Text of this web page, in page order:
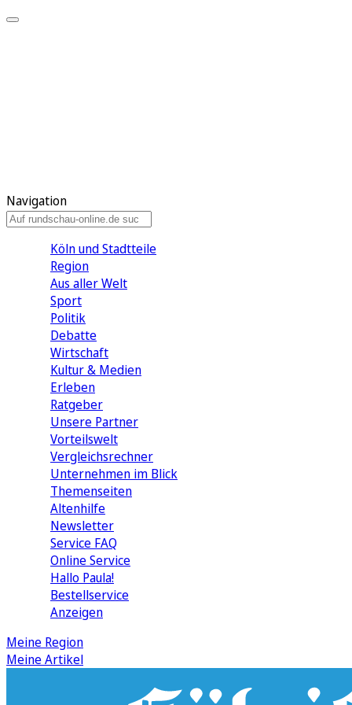
Navigation
Köln und Stadtteile
Region
Aus aller Welt
Sport
Politik
Debatte
Wirtschaft
Kultur & Medien
Erleben
Ratgeber
Unsere Partner
Vorteilswelt
Vergleichsrechner
Unternehmen im Blick
Themenseiten
Altenhilfe
Newsletter
Service FAQ
Online Service
Hallo Paula!
Bestellservice
Anzeigen
Meine Region
Meine Artikel